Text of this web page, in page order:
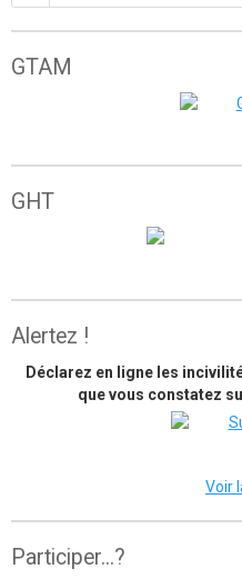
GTAM
GHT
Alertez !
Déclarez en ligne les
que vous constatez
Voir
Participer...?